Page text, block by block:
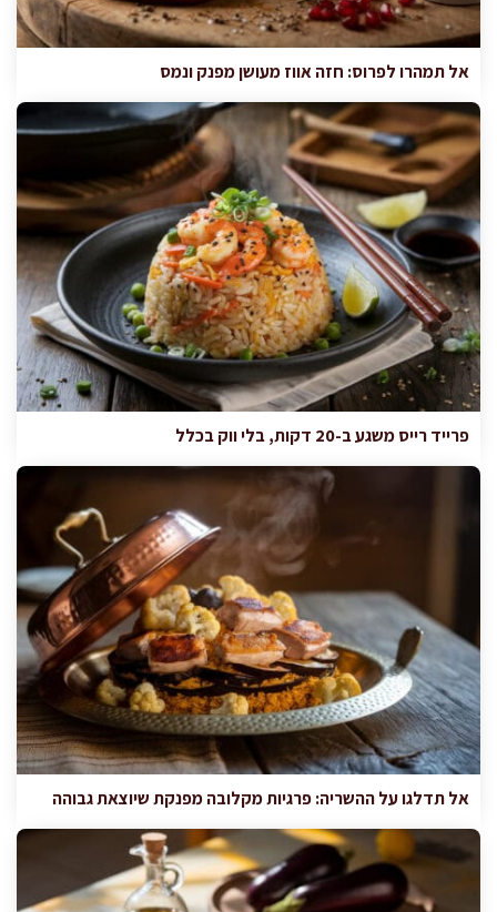
אל תמהרו לפרוס: חזה אווז מעושן מפנק ונמס
פרייד רייס משגע ב-20 דקות, בלי ווק בכלל
אל תדלגו על ההשריה: פרגיות מקלובה מפנקת שיוצאת גבוהה